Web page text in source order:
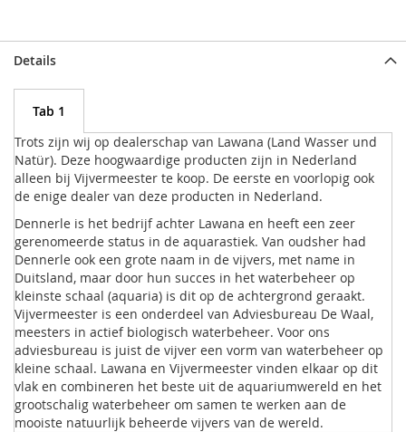
Details
Tab 1
Trots zijn wij op dealerschap van Lawana (Land Wasser und
Natür). Deze hoogwaardige producten zijn in Nederland
alleen bij Vijvermeester te koop. De eerste en voorlopig ook
de enige dealer van deze producten in Nederland.
Dennerle is het bedrijf achter Lawana en heeft een zeer
gerenomeerde status in de aquarastiek. Van oudsher had
Dennerle ook een grote naam in de vijvers, met name in
Duitsland, maar door hun succes in het waterbeheer op
kleinste schaal (aquaria) is dit op de achtergrond geraakt.
Vijvermeester is een onderdeel van Adviesbureau De Waal,
meesters in actief biologisch waterbeheer. Voor ons
adviesbureau is juist de vijver een vorm van waterbeheer op
kleine schaal. Lawana en Vijvermeester vinden elkaar op dit
vlak en combineren het beste uit de aquariumwereld en het
grootschalig waterbeheer om samen te werken aan de
mooiste natuurlijk beheerde vijvers van de wereld.